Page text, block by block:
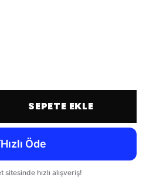
SEPETE EKLE